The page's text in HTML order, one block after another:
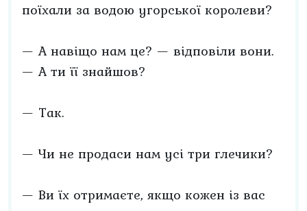
поїхали за водою угорської королеви?
— А навіщо нам це? — відповіли вони.
— А ти її знайшов?
— Так.
— Чи не продаси нам усі три глечики?
— Ви їх отримаєте, якщо кожен із вас